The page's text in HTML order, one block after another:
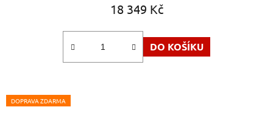
18 349 Kč
DO KOŠÍKU
DOPRAVA ZDARMA